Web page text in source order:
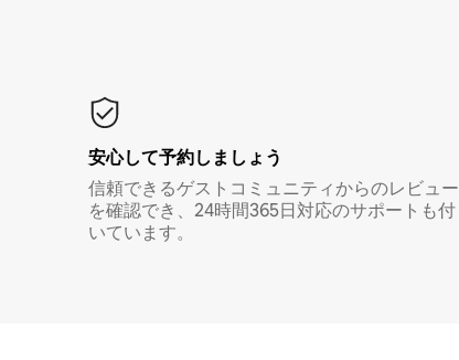
安心して予約しましょう
信頼できるゲストコミュニティからのレビュー
を確認でき、24時間365日対応のサポートも付
いています。